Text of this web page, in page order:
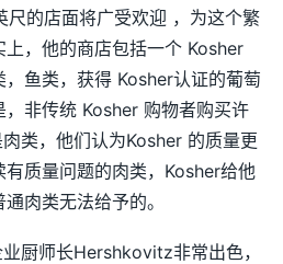
的店面将广受欢迎 ，为这个繁
，他的商店包括一个 Kosher
鱼类，获得 Kosher认证的葡萄
非传统 Kosher 购物者购买许
类，他们认为Kosher 的质量更
质量问题的肉类，Kosher给他
肉类无法给予的。
厨师长Hershkovitz非常出色，